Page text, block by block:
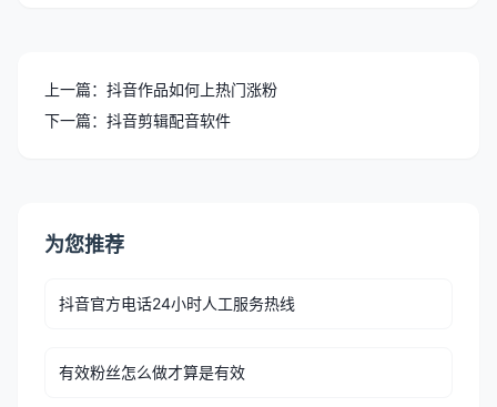
上一篇：抖音作品如何上热门涨粉
下一篇：抖音剪辑配音软件
为您推荐
抖音官方电话24小时人工服务热线
有效粉丝怎么做才算是有效